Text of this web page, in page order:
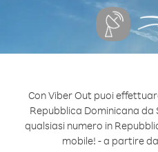
Con Viber Out puoi
Repubblica Dominicana
qualsiasi numero in
mobile! - a partire